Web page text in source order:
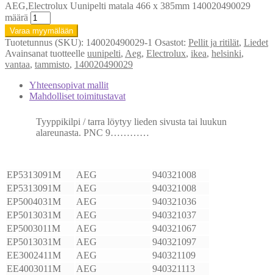
AEG,Electrolux Uunipelti matala 466 x 385mm 140020490029
määrä
Varaa myymälään
Tuotetunnus (SKU): 140020490029-1 Osastot: Pellit ja ritilät, Liedet
Avainsanat tuotteelle uunipelti, Aeg, Electrolux, ikea, helsinki,
vantaa, tammisto, 140020490029
Yhteensopivat mallit
Mahdolliset toimitustavat
Tyyppikilpi / tarra löytyy lieden sivusta tai luukun
alareunasta. PNC 9…………
EP5313091M AEG
940321008
EP5313091M
AEG
940321008
EP5004031M
AEG
940321036
EP5013031M
AEG
940321037
EP5003011M
AEG
940321067
EP5013031M
AEG
940321097
EE3002411M
AEG
940321109
EE4003011M
AEG
940321113